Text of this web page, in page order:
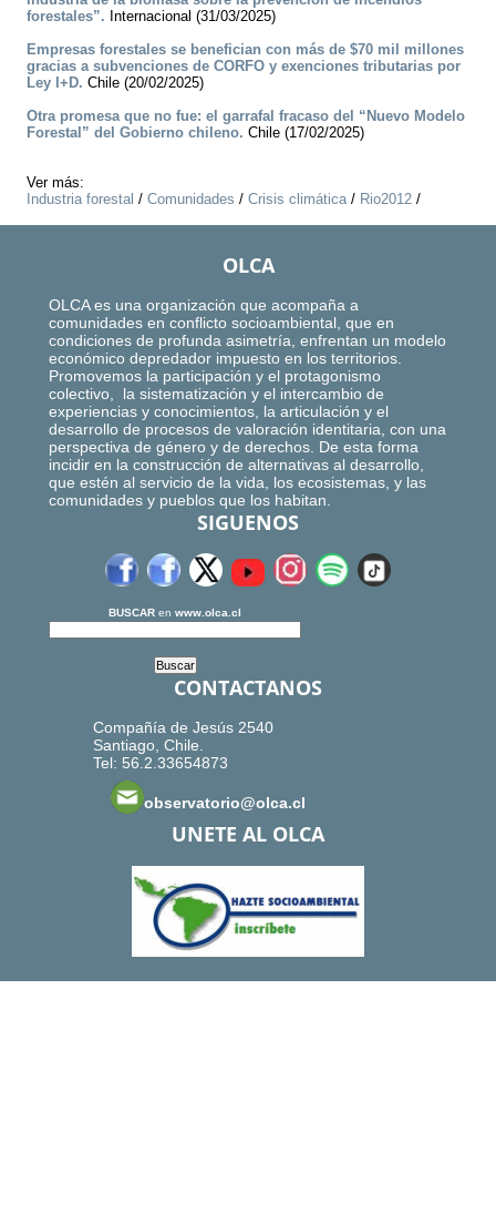
forestales”. Internacional (31/03/2025)
Empresas forestales se benefician con más de $70 mil millones
gracias a subvenciones de CORFO y exenciones tributarias por
Ley I+D. Chile (20/02/2025)
Otra promesa que no fue: el garrafal fracaso del “Nuevo Modelo
Forestal” del Gobierno chileno. Chile (17/02/2025)
Ver más:
Industria forestal / Comunidades / Crisis climática/ Rio2012 /
OLCA
OLCA es una organización que acompaña a
comunidades en conflicto socioambiental, que en
condiciones de profunda asimetría, enfrentan un modelo
económico depredador impuesto en los territorios.
Promovemos la participación y el protagonismo
colectivo, la sistematización y el intercambio de
experiencias y conocimientos, la articulación y el
desarrollo de procesos de valoración identitaria, con una
perspectiva de género y de derechos. De esta forma
incidir en la construcción de alternativas al desarrollo,
que estén al servicio de la vida, los ecosistemas, y las
comunidades y pueblos que los habitan.
SIGUENOS
BUSCAR en www.olca.cl
CONTACTANOS
Compañía de Jesús 2540
Santiago, Chile.
Tel: 56.2.33654873
observatorio@olca.cl
UNETE AL OLCA